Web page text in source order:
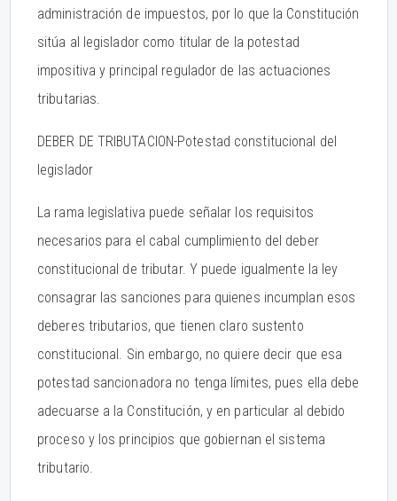
administración de impuestos, por lo que la Constitución
sitúa al legislador como titular de la potestad
impositiva y principal regulador de las actuaciones
tributarias.
DEBER DE TRIBUTACION-Potestad constitucional del
legislador
La rama legislativa puede señalar los requisitos
necesarios para el cabal cumplimiento del deber
constitucional de tributar. Y puede igualmente la ley
consagrar las sanciones para quienes incumplan esos
deberes tributarios, que tienen claro sustento
constitucional. Sin embargo, no quiere decir que esa
potestad sancionadora no tenga límites, pues ella debe
adecuarse a la Constitución, y en particular al debido
proceso y los principios que gobiernan el sistema
tributario.